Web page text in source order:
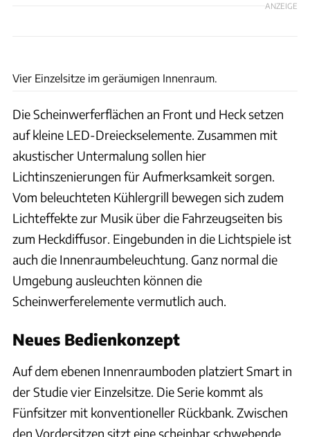
ANZEIGE
Vier Einzelsitze im geräumigen Innenraum.
Die Scheinwerferflächen an Front und Heck setzen
auf kleine LED-Dreieckselemente. Zusammen mit
akustischer Untermalung sollen hier
Lichtinszenierungen für Aufmerksamkeit sorgen.
Vom beleuchteten Kühlergrill bewegen sich zudem
Lichteffekte zur Musik über die Fahrzeugseiten bis
zum Heckdiffusor. Eingebunden in die Lichtspiele ist
auch die Innenraumbeleuchtung. Ganz normal die
Umgebung ausleuchten können die
Scheinwerferelemente vermutlich auch.
Neues Bedienkonzept
Auf dem ebenen Innenraumboden platziert Smart in
der Studie vier Einzelsitze. Die Serie kommt als
Fünfsitzer mit konventioneller Rückbank. Zwischen
den Vordersitzen sitzt eine scheinbar schwebende